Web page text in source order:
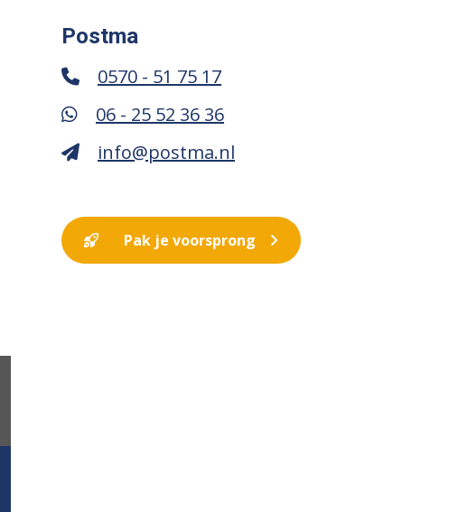
Postma
0570 - 51 75 17
06 - 25 52 36 36
info@postma.nl
Pak je voorsprong